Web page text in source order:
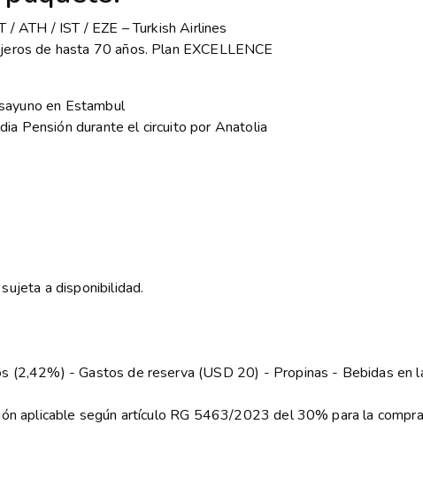
/ ATH / IST / EZE – Turkish Airlines
de hasta 70 años. Plan EXCELLENCE
en Estambul
Pensión durante el circuito por Anatolia
a disponibilidad.
(2,42%) - Gastos de reserva (USD 20) - Propinas - Bebidas en
aplicable según artículo RG 5463/2023 del 30% para la